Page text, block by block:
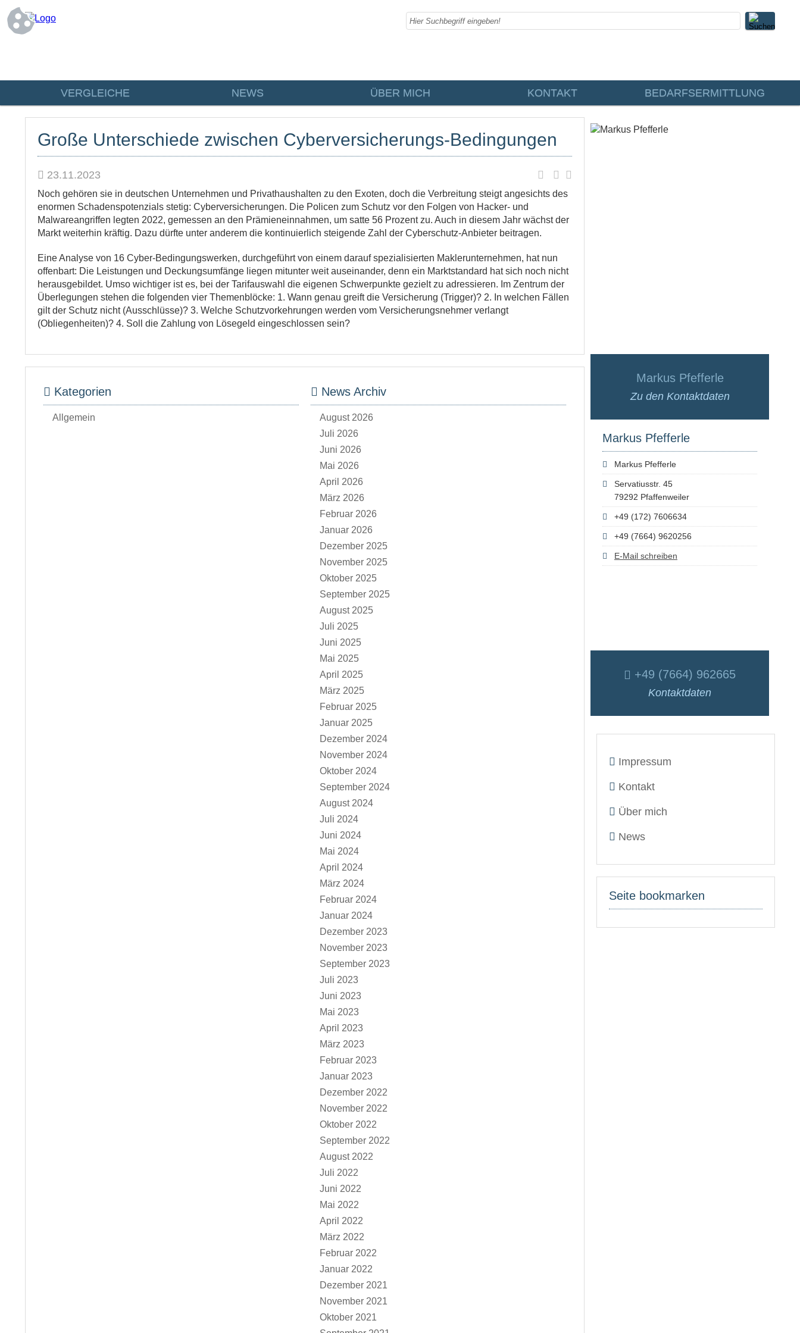
VERGLEICHE NEWS ÜBER MICH KONTAKT BEDARFSERMITTLUNG
Markus Pfefferle
Zu den Kontaktdaten
Markus Pfefferle
Markus Pfefferle
Servatiusstr. 45
79292 Pfaffenweiler
+49 (172) 7606634
+49 (7664) 9620256
E-Mail schreiben
+49 (7664) 962665
Kontaktdaten
Impressum
Kontakt
Über mich
News
Seite bookmarken
Große Unterschiede zwischen Cyberversicherungs-Bedingungen
23.11.2023
Noch gehören sie in deutschen Unternehmen und Privathaushalten zu den Exoten, doch die Verbreitung steigt angesichts des
enormen Schadenspotenzials stetig: Cyberversicherungen. Die Policen zum Schutz vor den Folgen von Hacker- und
Malwareangriffen legten 2022, gemessen an den Prämieneinnahmen, um satte 56 Prozent zu. Auch in diesem Jahr wächst der
Markt weiterhin kräftig. Dazu dürfte unter anderem die kontinuierlich steigende Zahl der Cyberschutz-Anbieter beitragen.
Eine Analyse von 16 Cyber-Bedingungswerken, durchgeführt von einem darauf spezialisierten Maklerunternehmen, hat nun
offenbart: Die Leistungen und Deckungsumfänge liegen mitunter weit auseinander, denn ein Marktstandard hat sich noch nicht
herausgebildet. Umso wichtiger ist es, bei der Tarifauswahl die eigenen Schwerpunkte gezielt zu adressieren. Im Zentrum der
Überlegungen stehen die folgenden vier Themenblöcke: 1. Wann genau greift die Versicherung (Trigger)? 2. In welchen Fällen
gilt der Schutz nicht (Ausschlüsse)? 3. Welche Schutzvorkehrungen werden vom Versicherungsnehmer verlangt
(Obliegenheiten)? 4. Soll die Zahlung von Lösegeld eingeschlossen sein?
Kategorien
Allgemein
News Archiv
August 2026
Juli 2026
Juni 2026
Mai 2026
April 2026
März 2026
Februar 2026
Januar 2026
Dezember 2025
November 2025
Oktober 2025
September 2025
August 2025
Juli 2025
Juni 2025
Mai 2025
April 2025
März 2025
Februar 2025
Januar 2025
Dezember 2024
November 2024
Oktober 2024
September 2024
August 2024
Juli 2024
Juni 2024
Mai 2024
April 2024
März 2024
Februar 2024
Januar 2024
Dezember 2023
November 2023
September 2023
Juli 2023
Juni 2023
Mai 2023
April 2023
März 2023
Februar 2023
Januar 2023
Dezember 2022
November 2022
Oktober 2022
September 2022
August 2022
Juli 2022
Juni 2022
Mai 2022
April 2022
März 2022
Februar 2022
Januar 2022
Dezember 2021
November 2021
Oktober 2021